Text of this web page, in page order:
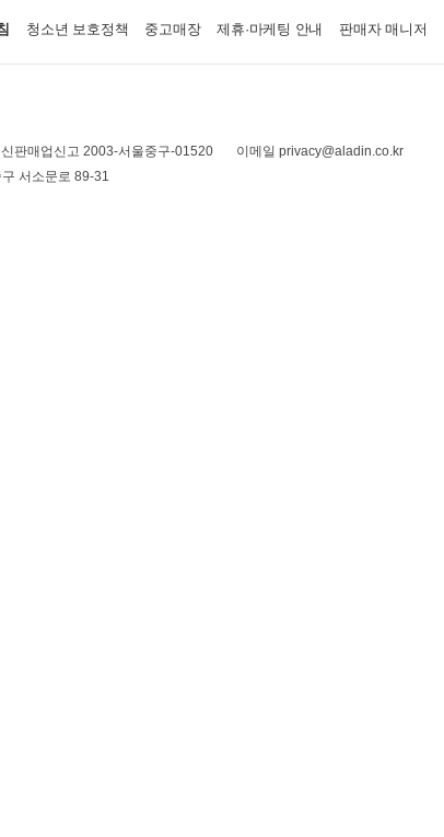
청소년 보호정책 중고매장 제휴·마케팅 안내 판매자 매니저
판매업신고 2003-서울중구-01520
이메일 privacy@aladin.co.kr
서소문로 89-31